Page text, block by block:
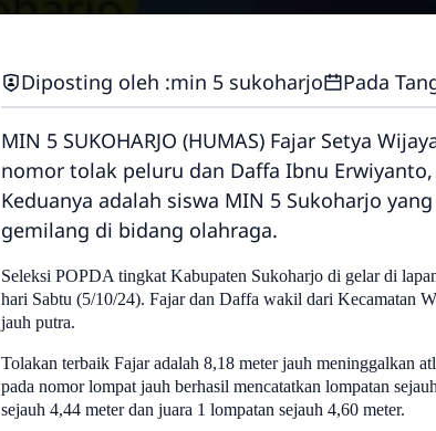
Diposting oleh :min 5 sukoharjo Pada
MIN 5 SUKOHARJO (HUMAS) Fajar Setya
nomor tolak peluru dan Daffa Ibnu
Keduanya adalah siswa MIN 5 Sukoharjo
gemilang di bidang olahraga.
Seleksi POPDA tingkat Kabupaten Sukoharjo di gelar di
hari Sabtu (5/10/24). Fajar dan Daffa wakil dari Kecamatan
jauh putra.
Tolakan terbaik Fajar adalah 8,18 meter jauh meninggalkan
pada nomor lompat jauh berhasil mencatatkan lompatan
sejauh 4,44 meter dan juara 1 lompatan sejauh 4,60 meter.